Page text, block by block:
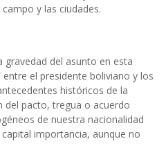
y las ciudades.
del asunto en esta
el presidente boliviano y los
históricos de la
del pacto, tregua o acuerdo
de nuestra nacionalidad
importancia, aunque no